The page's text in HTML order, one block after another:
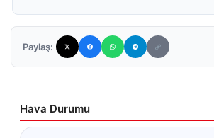
Paylaş:
Hava Durumu